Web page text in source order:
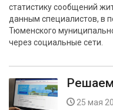
статистику сообщений
данным специалистов, в
Тюменского
через социальные сети.
25 мая